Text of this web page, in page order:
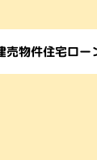
売物件住宅ロー